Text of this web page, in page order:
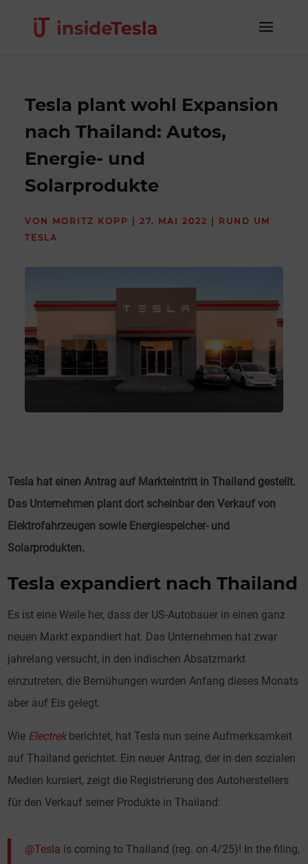
Tesla plant wohl Expansion
nach Thailand: Autos,
Energie- und
Solarprodukte
VON MORITZ KOPP |27. MAI 2022
RUND UM
TESLA
Tesla hat einen Antrag auf Markteintritt in Thailand gestellt.
Das Unternehmen plant dort scheinbar den Verkauf von
Elektrofahrzeugen sowie Energiespeicher- und
Solarprodukten.
Tesla expandiert nach Thailand
Es ist eine Weile her, dass der US-Autobauer in einen ganz
neuen Markt expandiert hat. Das Unternehmen hat zwar
jahrelang versucht, in den indischen Absatzmarkt
einzutreten, die Bemühungen wurden Anfang dieses Monats
aber auf Eis gelegt.
Wie Electrekberichtet, hat Tesla nun seine Aufmerksamkeit
auf Thailand gerichtet. Ein neuer Antrag, der in den sozialen
Medien kursiert, zeigt die Registrierung des Autoherstellers
für den Verkauf seiner Produkte in Thailand:
@Tesla is coming to Thailand (reg. on 4/25)! In the filing,